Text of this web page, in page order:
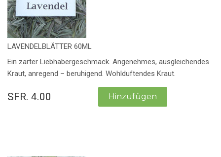
LAVENDELBLÄTTER 60ML
Ein zarter Liebhabergeschmack. Angenehmes, ausgleichendes
Kraut, anregend – beruhigend. Wohlduftendes Kraut.
SFR. 4.00